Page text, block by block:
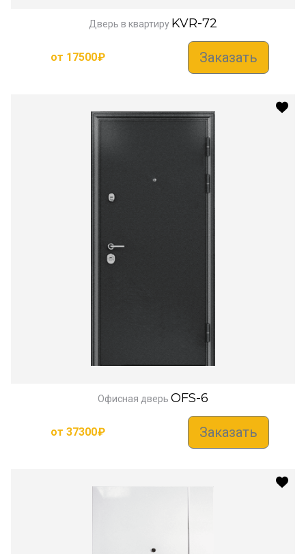
Дверь в квартиру KVR-72
от 17500₽ Заказать
Офисная дверь OFS-6
от 37300₽ Заказать